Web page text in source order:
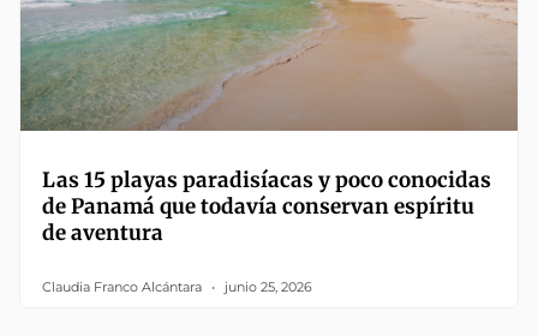
Las 15 playas paradisíacas y poco conocidas
de Panamá que todavía conservan espíritu
de aventura
Claudia Franco Alcántara junio 25, 2026